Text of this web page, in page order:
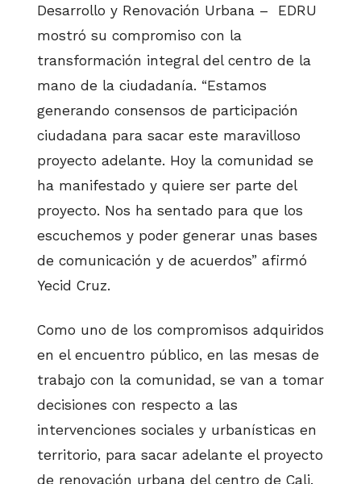
Desarrollo y Renovación Urbana – EDRU
mostró su compromiso con la
transformación integral del centro de la
mano de la ciudadanía. “Estamos
generando consensos de participación
ciudadana para sacar este maravilloso
proyecto adelante. Hoy la comunidad se
ha manifestado y quiere ser parte del
proyecto. Nos ha sentado para que los
escuchemos y poder generar unas bases
de comunicación y de acuerdos” afirmó
Yecid Cruz.
Como uno de los compromisos adquiridos
en el encuentro público, en las mesas de
trabajo con la comunidad, se van a tomar
decisiones con respecto a las
intervenciones sociales y urbanísticas en
territorio, para sacar adelante el proyecto
de renovación urbana del centro de Cali.